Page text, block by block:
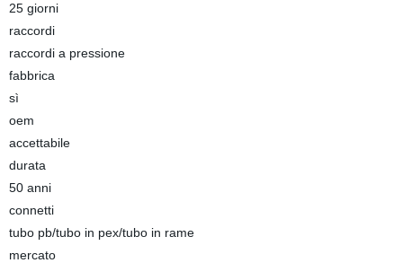
25 giorni
raccordi
raccordi a pressione
fabbrica
sì
oem
accettabile
durata
50 anni
connetti
tubo pb/tubo in pex/tubo in rame
mercato